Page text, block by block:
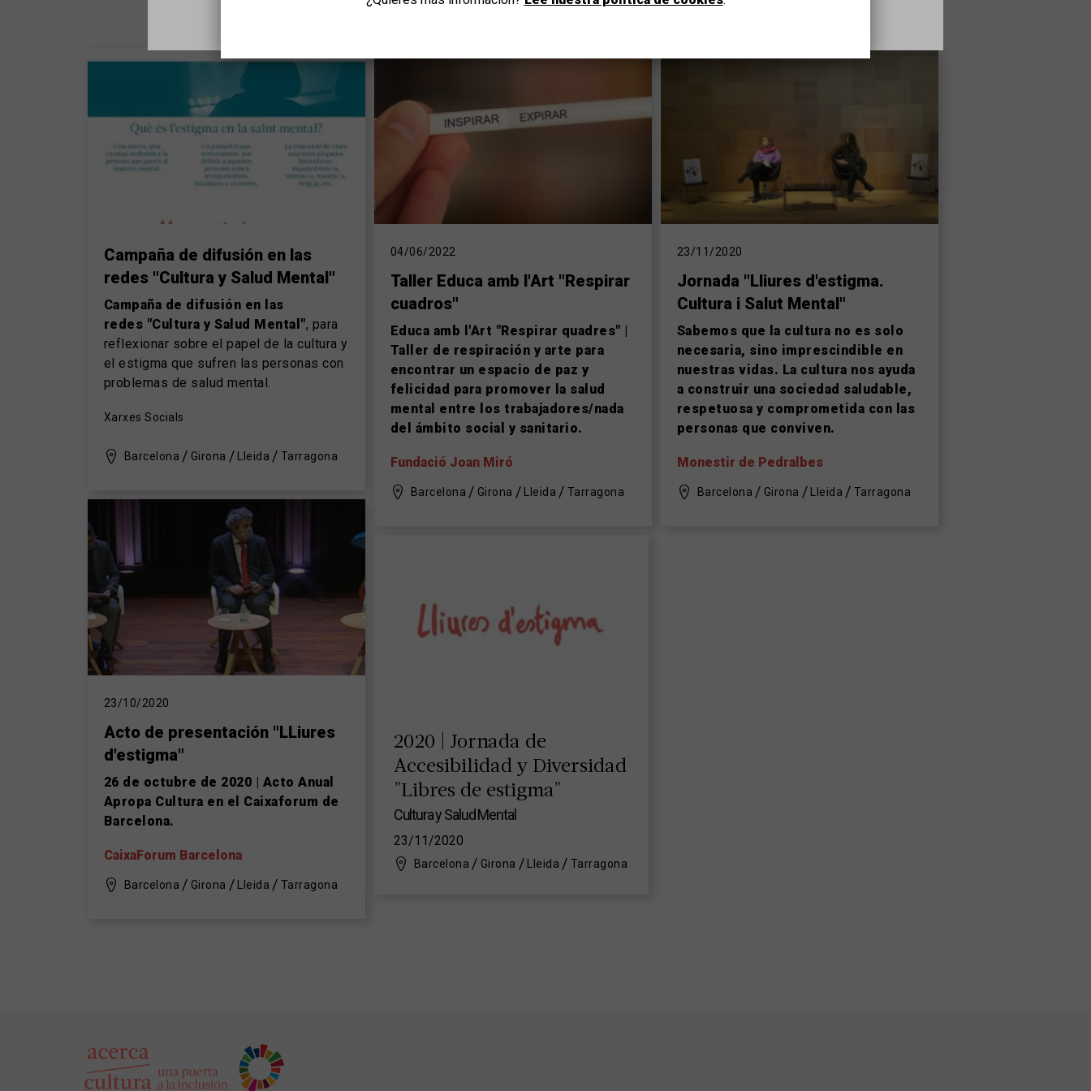
Campaña de difusión en las
redes "Cultura y Salud Mental"
Campaña de difusión en las
redes "Cultura y Salud Mental", para
reflexionar sobre el papel de la cultura y
el estigma que sufren las personas con
problemas de salud mental.
Xarxes Socials
Barcelona Girona Lleida Tarragona
04/06/2022
Taller Educa amb l'Art "Respirar
cuadros"
Educa amb l'Art "Respirar quadres" |
Taller de respiración y arte para
encontrar un espacio de paz y
felicidad para promover la salud
mental entre los trabajadores/nada
del ámbito social y sanitario.
Fundació Joan Miró
Barcelona Girona Lleida Tarragona
23/11/2020
Jornada "Lliures d'estigma.
Cultura i Salut Mental"
Sabemos que la cultura no es solo
necesaria, sino imprescindible en
nuestras vidas. La cultura nos ayuda
a construir una sociedad saludable,
respetuosa y comprometida con las
personas que conviven.
Monestir de Pedralbes
Barcelona Girona Lleida Tarragona
23/10/2020
Acto de presentación "LLiures
d'estigma"
26 de octubre de 2020 | Acto Anual
Apropa Cultura en el Caixaforum de
Barcelona.
CaixaForum Barcelona
Barcelona Girona Lleida Tarragona
2020 | Jornada de
Accesibilidad y Diversidad
"Libres de estigma"
Cultura y Salud Mental
23/11/2020
Barcelona Girona Lleida Tarragona